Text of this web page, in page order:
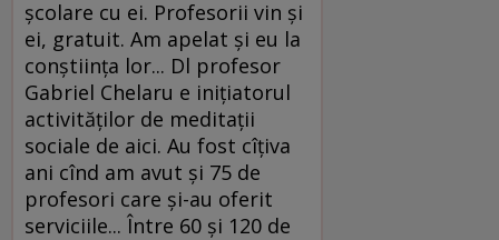
şcolare cu ei. Profesorii vin şi
ei, gratuit. Am apelat şi eu la
conştiinţa lor... Dl profesor
Gabriel Chelaru e iniţiatorul
activităţilor de meditaţii
sociale de aici. Au fost cîţiva
ani cînd am avut şi 75 de
profesori care şi-au oferit
serviciile... Între 60 şi 120 de